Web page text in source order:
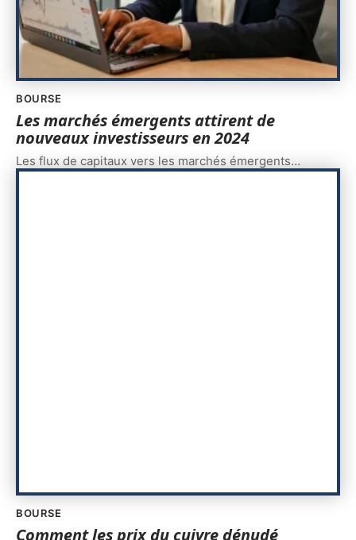
BOURSE
Les marchés émergents attirent de
nouveaux investisseurs en 2024
Les flux de capitaux vers les marchés émergents…
BOURSE
Comment les prix du cuivre dénudé